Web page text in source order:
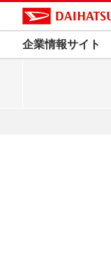
企業情報サイト